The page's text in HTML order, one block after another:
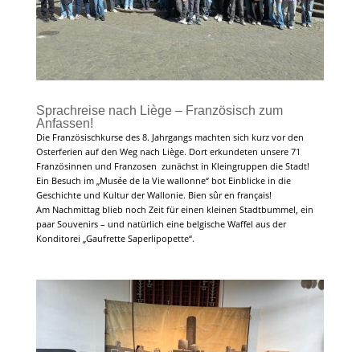
Sprachreise nach Liège – Französisch zum
Anfassen!
Die Französischkurse des 8. Jahrgangs machten sich kurz vor den
Osterferien auf den Weg nach Liège. Dort erkundeten unsere 71
Französinnen und Franzosen zunächst in Kleingruppen die Stadt!
Ein Besuch im „Musée de la Vie wallonne“ bot Einblicke in die
Geschichte und Kultur der Wallonie. Bien sûr en français!
Am Nachmittag blieb noch Zeit für einen kleinen Stadtbummel, ein
paar Souvenirs – und natürlich eine belgische Waffel aus der
Konditorei „Gaufrette Saperlipopette“.